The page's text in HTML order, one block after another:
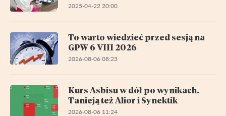
2025-04-22 20:00
To warto wiedzieć przed sesją na
GPW 6 VIII 2026
2026-08-06 08:23
Kurs Asbisu w dół po wynikach.
Tanieją też Alior i Synektik
2026-08-06 11:24